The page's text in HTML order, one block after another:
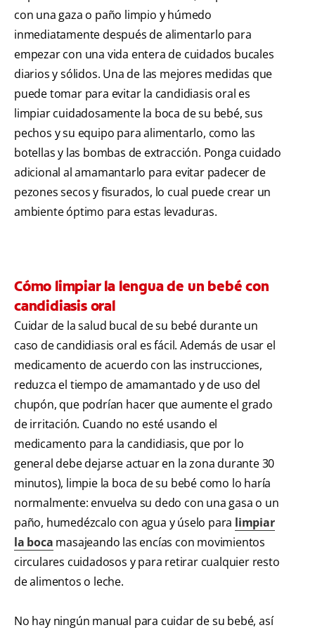
con una gaza o paño limpio y húmedo
inmediatamente después de alimentarlo para
empezar con una vida entera de cuidados bucales
diarios y sólidos. Una de las mejores medidas que
puede tomar para evitar la candidiasis oral es
limpiar cuidadosamente la boca de su bebé, sus
pechos y su equipo para alimentarlo, como las
botellas y las bombas de extracción. Ponga cuidado
adicional al amamantarlo para evitar padecer de
pezones secos y fisurados, lo cual puede crear un
ambiente óptimo para estas levaduras.
Cómo limpiar la lengua de un bebé con
candidiasis oral
Cuidar de la salud bucal de su bebé durante un
caso de candidiasis oral es fácil. Además de usar el
medicamento de acuerdo con las instrucciones,
reduzca el tiempo de amamantado y de uso del
chupón, que podrían hacer que aumente el grado
de irritación. Cuando no esté usando el
medicamento para la candidiasis, que por lo
general debe dejarse actuar en la zona durante 30
minutos), limpie la boca de su bebé como lo haría
normalmente: envuelva su dedo con una gasa o un
paño, humedézcalo con agua y úselo para limpiar
la boca masajeando las encías con movimientos
circulares cuidadosos y para retirar cualquier resto
de alimentos o leche.
No hay ningún manual para cuidar de su bebé, así